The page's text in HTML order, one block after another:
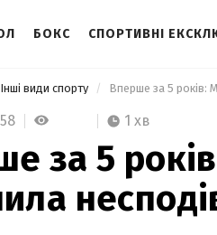
БОКС СПОРТИВНІ
Інші види спорту Вперше за 5 років:
1 хв
за 5